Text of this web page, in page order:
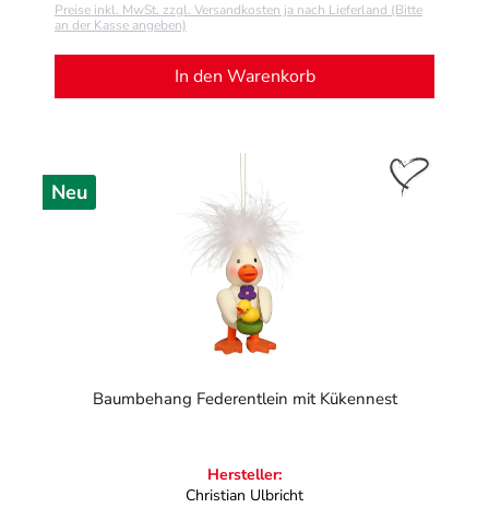
Preise inkl. MwSt. zzgl. Versandkosten ja nach Lieferland (Bitte
an der Kasse angeben)
In den Warenkorb
Neu
Baumbehang Federentlein mit Kükennest
Hersteller:
Christian Ulbricht